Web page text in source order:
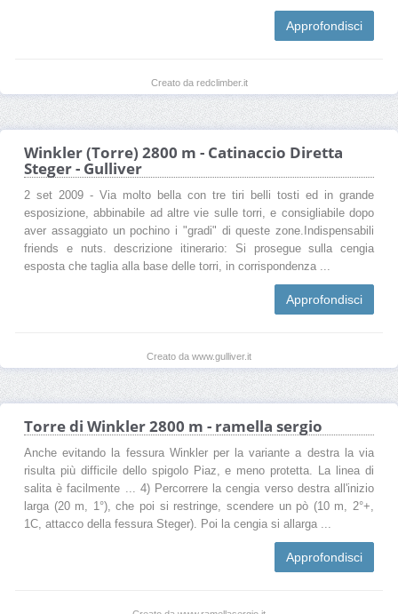
Approfondisci
Creato da redclimber.it
Winkler (Torre) 2800 m - Catinaccio Diretta
Steger - Gulliver
2 set 2009 - Via molto bella con tre tiri belli tosti ed in grande
esposizione, abbinabile ad altre vie sulle torri, e consigliabile dopo
aver assaggiato un pochino i "gradi" di queste zone.Indispensabili
friends e nuts. descrizione itinerario: Si prosegue sulla cengia
esposta che taglia alla base delle torri, in corrispondenza ...
Approfondisci
Creato da www.gulliver.it
Torre di Winkler 2800 m - ramella sergio
Anche evitando la fessura Winkler per la variante a destra la via
risulta più difficile dello spigolo Piaz, e meno protetta. La linea di
salita è facilmente ... 4) Percorrere la cengia verso destra all'inizio
larga (20 m, 1°), che poi si restringe, scendere un pò (10 m, 2°+,
1C, attacco della fessura Steger). Poi la cengia si allarga ...
Approfondisci